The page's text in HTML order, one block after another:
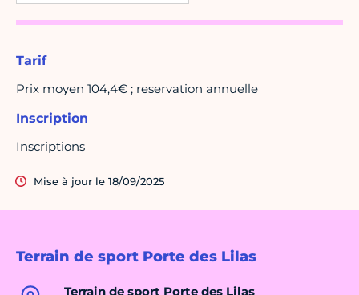
Terrain de sport Porte des Lilas
Terrain de sport Porte des Lilas
Tarif
Prix moyen 104,4€ ; reservation annuelle
Inscription
Inscriptions
Mise à jour le 18/09/2025